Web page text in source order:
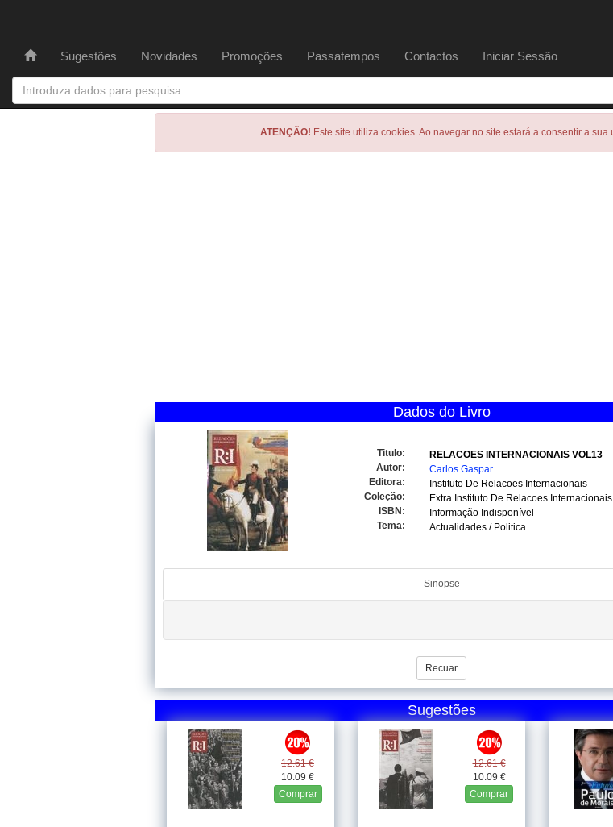
Sugestões Novidades Promoções Passatempos Contactos Iniciar Sessão
ATENÇÃO! Este site utiliza cookies. Ao navegar no site estará a consentir a
Dados do Livro
Titulo:
RELACOES INTERNACIONAIS VOL13
Autor:
Carlos Gaspar
Editora:
Instituto De Relacoes Internacionais
Coleção:
Extra Instituto De Relacoes Internacionais
ISBN:
Informação Indisponível
Tema:
Actualidades / Politica
Sinopse
Recuar
Sugestões
12.61 €
10.09 €
Comprar
12.61 €
10.09 €
Comprar